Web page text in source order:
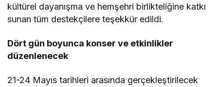
kültürel dayanışma ve hemşehri birlikteliğine katkı
sunan tüm destekçilere teşekkür edildi.
Dört gün boyunca konser ve etkinlikler
düzenlenecek
21-24 Mayıs tarihleri arasında gerçekleştirilecek